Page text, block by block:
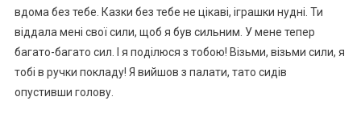
вдома без тебе. Казки без тебе не цікаві, іграшки нудні. Ти
віддала мені свої сили, щоб я був сильним. У мене тепер
багато-багато сил. І я поділюся з тобою! Візьми, візьми сили, я
тобі в ручки покладу! Я вийшов з палати, тато сидів
опустивши голову.